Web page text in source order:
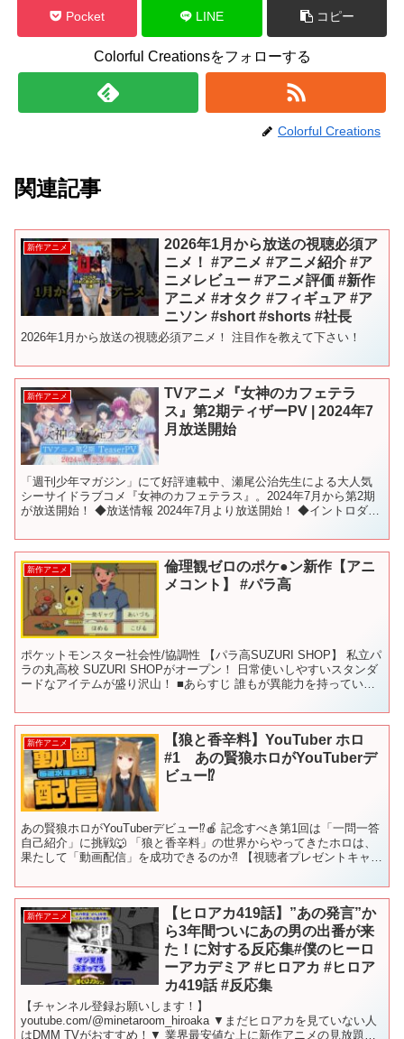
Pocket LINE コピー
Colorful Creationsをフォローする
Colorful Creations
関連記事
新作アニメ
2026年1月から放送の視聴必須ア
ニメ！ #アニメ #アニメ紹介 #ア
ニメレビュー #アニメ評価 #新作
アニメ #オタク #フィギュア #ア
ニソン #short #shorts #社長
2026年1月から放送の視聴必須アニメ！ 注目作を教えて下さい！
新作アニメ
TVアニメ『女神のカフェテラ
ス』第2期ティザーPV | 2024年7
月放送開始
「週刊少年マガジン」にて好評連載中、瀬尾公治先生による大人気
シーサイドラブコメ『女神のカフェテラス』。2024年7月から第2期
が放送開始！ ◆放送情報 2024年7月より放送開始！ ◆イントロダク
新作アニメ
倫理観ゼロのポケ●ン新作【アニ
メコント】 #パラ高
ポケットモンスター社会性/協調性 【パラ高SUZURI SHOP】 私立パ
ラの丸高校 SUZURI SHOPがオープン！ 日常使いしやすいスタンダ
ードなアイテムが盛り沢山！ ■あらすじ 誰もが異能力を持っている
新作アニメ
【狼と香辛料】YouTuber ホロ
#1 あの賢狼ホロがYouTuberデ
ビュー⁉
あの賢狼ホロがYouTuberデビュー⁉🍎 記念すべき第1回は「一問一答
自己紹介」に挑戦🐺 「狼と香辛料」の世界からやってきたホロは、
果たして「動画配信」を成功できるのか⁈ 【視聴者プレゼントキャン
新作アニメ
【ヒロアカ419話】”あの発言”か
ら3年間ついにあの男の出番が来
た！に対する反応集#僕のヒーロ
ーアカデミア #ヒロアカ #ヒロア
カ419話 #反応集
【チャンネル登録お願いします！】
youtube.com/@minetaroom_hiroaka ▼まだヒロアカを見ていない人
はDMM TVがおすすめ！▼ 業界最安値な上に新作アニメの見放題作